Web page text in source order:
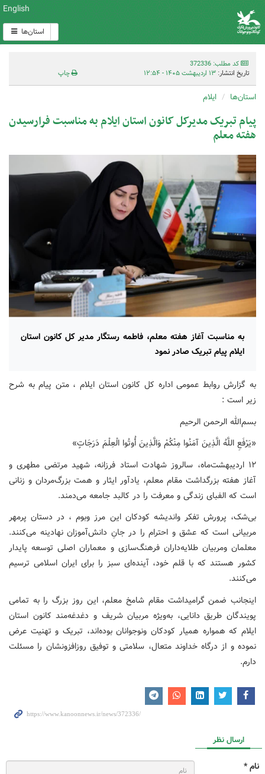
English
استان‌ها
کد مطلب: 372336
تاریخ انتشار: ۱۳ اردیبهشت ۱۴۰۵ - ۱۲:۵۴ چاپ
استان‌ها ایلام
پیام تبریک مدیرکل کانون استان ایلام به مناسبت فرارسیدن
هفته معلم
به مناسبت آغاز هفته معلم، فاطمه رستگار مدیر کل کانون استان
ایلام پیام تبریک صادر نمود
به گزارش روابط عمومی اداره کل کانون استان ایلام ، متن پیام به شرح
زیر است :
بسم‌الله الرحمن الرحیم
«یَرْفَعِ اللَّهُ الَّذِینَ آمَنُوا مِنْکُمْ وَالَّذِینَ أُوتُوا الْعِلْمَ دَرَجَاتٍ»
۱۲ اردیبهشت‌ماه، سالروز شهادت استاد فرزانه، شهید مرتضی مطهری و
آغاز هفته بزرگداشت مقام معلم، یادآور ایثار و همت بزرگ‌مردان و زنانی
است که الفبای زندگی و معرفت را در کالبد جامعه می‌دمند.
بی‌شک، پرورش تفکر واندیشه کودکان این مرز وبوم ، در دستان پرمهر
مربیانی است که عشق و احترام را در جانِ دانش‌آموزان نهادینه می‌کنند.
معلمان ومربیان طلایه‌داران فرهنگ‌سازی و معماران اصلی توسعه پایدار
کشور هستند که با قلم خود، آینده‌ای سبز را برای ایران اسلامی ترسیم
می‌کنند.
اینجانب ضمن گرامیداشت مقام شامخ معلم، این روز بزرگ را به تمامی
پویندگان طریق دانایی، به‌ویژه مربیان شریف و دغدغه‌مند کانون استان
ایلام که همواره همیار کودکان ونوجوانان بوده‌اند، تبریک و تهنیت عرض
نموده و از درگاه خداوند متعال، سلامتی و توفیق روزافزونشان را مسئلت
دارم.
ارسال نظر
نام *